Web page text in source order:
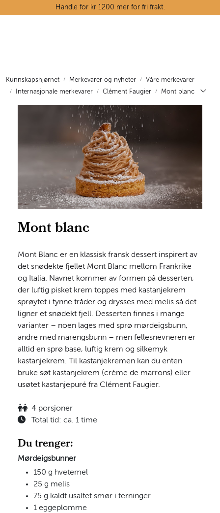
Skip to main contentHandle for kr 1200 mer for fri frakt.
Kunnskapshjørnet Merkevarer og nyheter
Våre merkevarer
Internasjonale merkevarer
Clément Faugier Mont blanc
Mont blanc
Mont Blanc er en klassisk fransk dessert inspirert av
det snødekte fjellet Mont Blanc mellom Frankrike
og Italia. Navnet kommer av formen på desserten,
der luftig pisket krem toppes med kastanjekrem
sprøytet i tynne tråder og drysses med melis så det
ligner et snødekt fjell. Desserten finnes i mange
varianter – noen lages med sprø mørdeigsbunn,
andre med marengsbunn – men fellesnevneren er
alltid en sprø base, luftig krem og silkemyk
kastanjekrem. Til kastanjekremen kan du enten
bruke søt kastanjekrem (crème de marrons) eller
usøtet kastanjepuré fra Clément Faugier.
4 porsjoner
Total tid: ca. 1 time
Du trenger:
Mørdeigsbunner
150 g hvetemel
25 g melis
75 g kaldt usaltet smør i terninger
1 eggeplomme
Tørrvarehylla